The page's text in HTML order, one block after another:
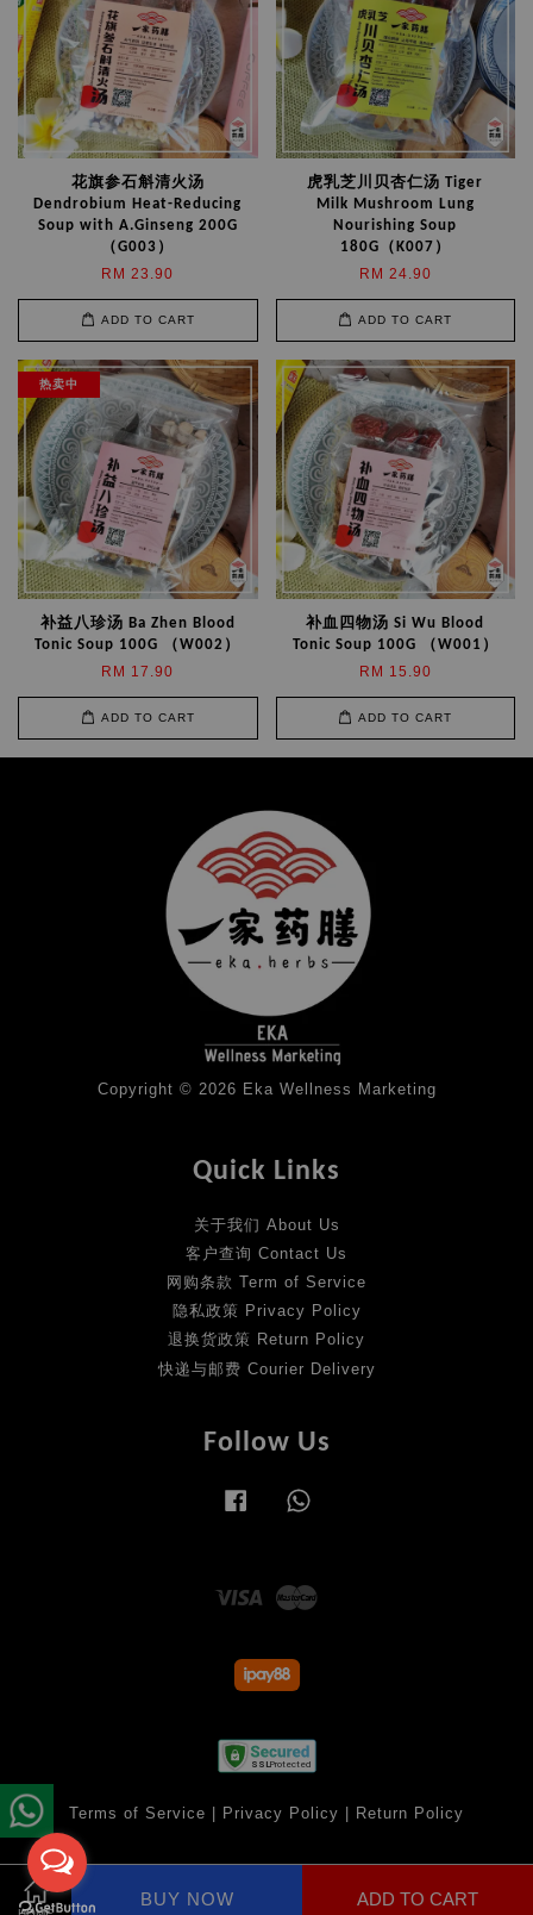
BUY NOW ADD TO CART
花旗参石斛清火汤
Dendrobium Heat-Reducing
Soup with A.Ginseng 200G
（G003）
RM 23.90
ADD TO CART
虎乳芝川贝杏仁汤 Tiger
Milk Mushroom Lung
Nourishing Soup
180G（K007）
RM 24.90
ADD TO CART
热卖中
补益八珍汤 Ba Zhen Blood
Tonic Soup 100G （W002）
RM 17.90
ADD TO CART
补血四物汤 Si Wu Blood
Tonic Soup 100G （W001）
RM 15.90
ADD TO CART
Copyright © 2026 Eka Wellness Marketing
Quick Links
关于我们 About Us
客户查询 Contact Us
网购条款 Term of Service
隐私政策 Privacy Policy
退换货政策 Return Policy
快递与邮费 Courier Delivery
Follow Us
Facebook
Visa
Terms of Service Privacy Policy Return Policy
Share on Facebook